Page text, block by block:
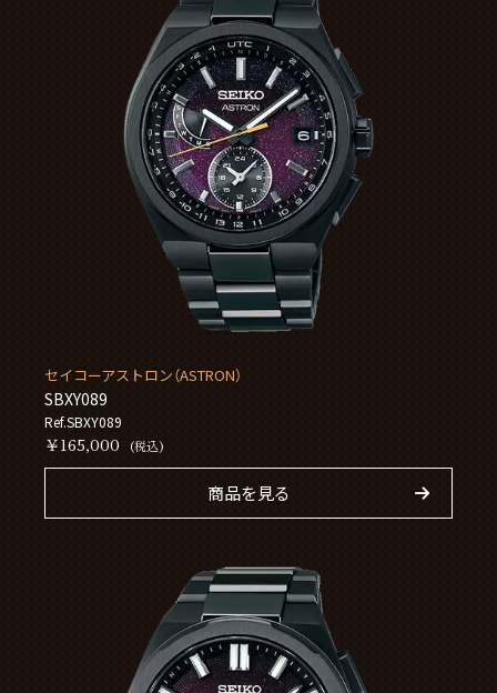
セイコーアストロン（ASTRON）
SBXY089
Ref.SBXY089
￥165,000 (税込)
商品を見る